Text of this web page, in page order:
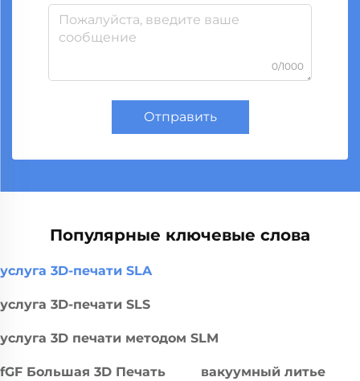
0/1000
Отправить
Популярные ключевые слова
услуга 3D-печати SLA
услуга 3D-печати SLS
услуга 3D печати методом SLM
fGF Большая 3D Печать вакуумный литье